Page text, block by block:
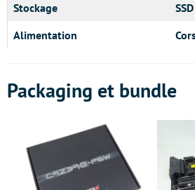
Stockage
Alimentation
Packaging et bundle